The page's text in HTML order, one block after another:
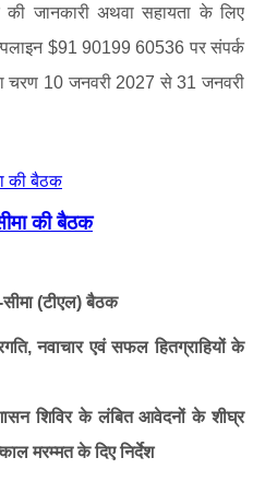
जानकारी अथवा सहायता के लिए
$91 90199 60536 पर संपर्क
चरण 10 जनवरी 2027 से 31 जनवरी
की बैठक
सीमा (टीएल) बैठक
नवाचार एवं सफल हितग्राहियों के
शिविर के लंबित आवेदनों के शीघ्र
मरम्मत के दिए निर्देश